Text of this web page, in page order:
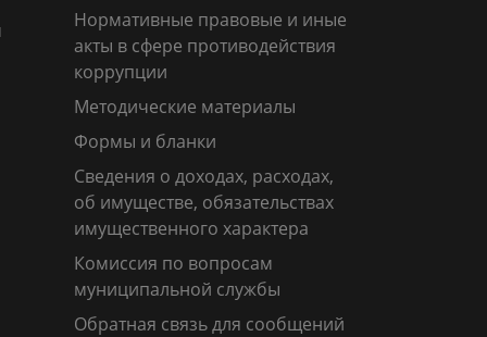
Нормативные правовые и иные
акты в сфере противодействия
коррупции
Методические материалы
Формы и бланки
Сведения о доходах, расходах,
об имуществе, обязательствах
имущественного характера
Комиссия по вопросам
муниципальной службы
Обратная связь для сообщений